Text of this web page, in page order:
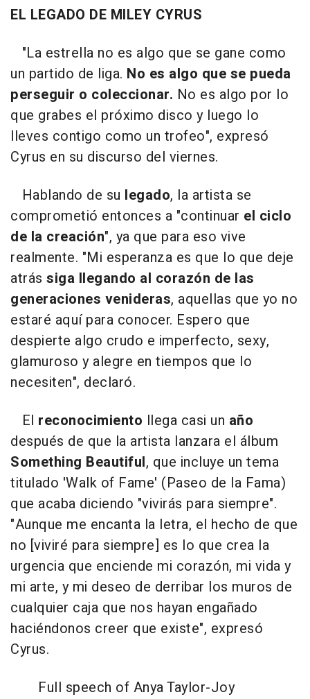
EL LEGADO DE MILEY CYRUS
"La estrella no es algo que se gane como
un partido de liga. No es algo que se pueda
perseguir o coleccionar. No es algo por lo
que grabes el próximo disco y luego lo
lleves contigo como un trofeo", expresó
Cyrus en su discurso del viernes.
Hablando de su legado, la artista se
comprometió entonces a "continuar el ciclo
de la creación", ya que para eso vive
realmente. "Mi esperanza es que lo que deje
atrás siga llegando al corazón de las
generaciones venideras, aquellas que yo no
estaré aquí para conocer. Espero que
despierte algo crudo e imperfecto, sexy,
glamuroso y alegre en tiempos que lo
necesiten", declaró.
El reconocimiento llega casi un año
después de que la artista lanzara el álbum
Something Beautiful, que incluye un tema
titulado 'Walk of Fame' (Paseo de la Fama)
que acaba diciendo "vivirás para siempre".
"Aunque me encanta la letra, el hecho de que
no [viviré para siempre] es lo que crea la
urgencia que enciende mi corazón, mi vida y
mi arte, y mi deseo de derribar los muros de
cualquier caja que nos hayan engañado
haciéndonos creer que existe", expresó
Cyrus.
Full speech of Anya Taylor-Joy